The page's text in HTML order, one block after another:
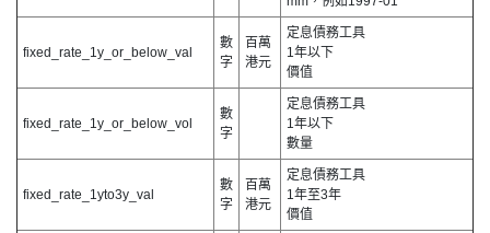
fixed_rate_1y_or_below_val
數
字
百萬
港元
定息債務工具
1年以下
價值
fixed_rate_1y_or_below_vol
數
字
定息債務工具
1年以下
數量
fixed_rate_1yto3y_val
數
字
百萬
港元
定息債務工具
1年至3年
價值